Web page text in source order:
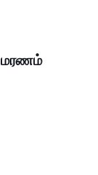
மரணம்